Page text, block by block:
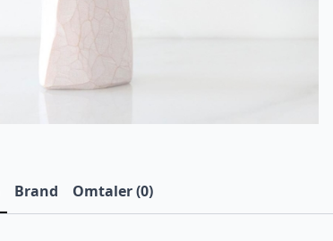
Brand Omtaler (0)